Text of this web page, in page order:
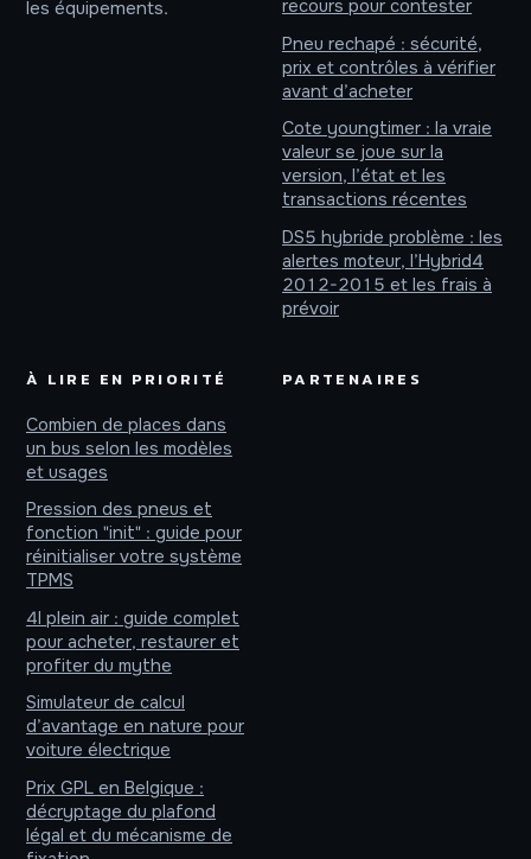
les équipements.
recours pour contester
Pneu rechapé : sécurité,
prix et contrôles à vérifier
avant d’acheter
Cote youngtimer : la vraie
valeur se joue sur la
version, l’état et les
transactions récentes
DS5 hybride problème : les
alertes moteur, l’Hybrid4
2012-2015 et les frais à
prévoir
À LIRE EN PRIORITÉ
Combien de places dans
un bus selon les modèles
et usages
Pression des pneus et
fonction "init" : guide pour
réinitialiser votre système
TPMS
4l plein air : guide complet
pour acheter, restaurer et
profiter du mythe
Simulateur de calcul
d’avantage en nature pour
voiture électrique
Prix GPL en Belgique :
décryptage du plafond
légal et du mécanisme de
PARTENAIRES